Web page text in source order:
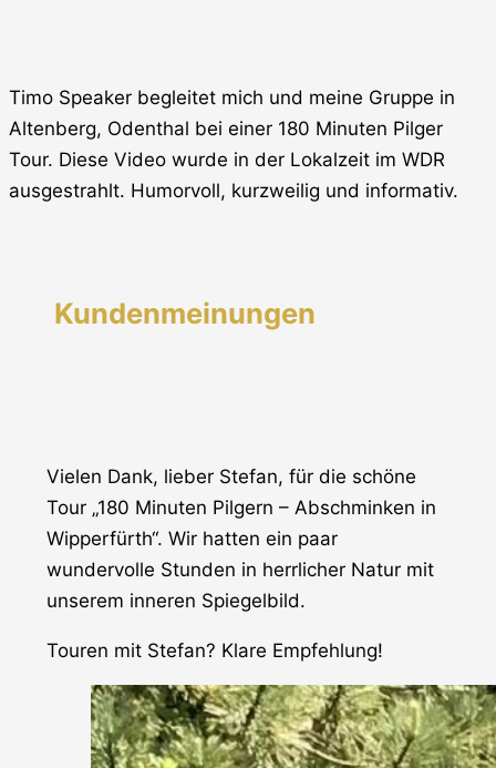
Timo Speaker begleitet mich und meine Gruppe in
Altenberg, Odenthal bei einer 180 Minuten Pilger
Tour. Diese Video wurde in der Lokalzeit im WDR
ausgestrahlt. Humorvoll, kurzweilig und informativ.
Kundenmeinungen
Vielen Dank, lieber Stefan, für die schöne
Tour „180 Minuten Pilgern – Abschminken in
Wipperfürth“. Wir hatten ein paar
wundervolle Stunden in herrlicher Natur mit
unserem inneren Spiegelbild.
Touren mit Stefan? Klare Empfehlung!